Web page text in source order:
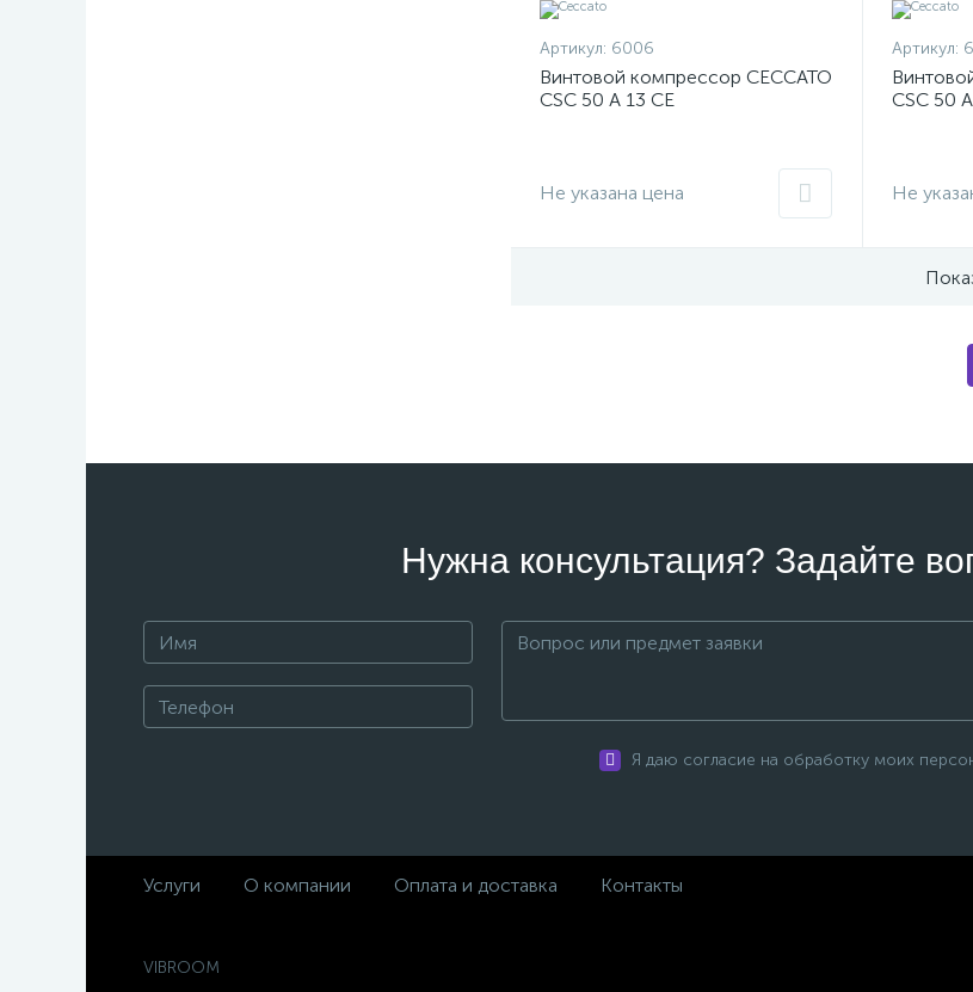
Артикул: 6006
Винтовой компрессор CECCATO
CSC 50 A 13 CE
Не указана цена
Артикул:
CSC 50
Не
Нужна консультация? Задайте
Я даю согласие на обработку моих
Услуги О компании Оплата и доставка Контакты
VIBROOM